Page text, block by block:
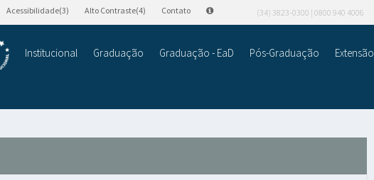
Acessibilidade(3) Alto Contraste(4) Contato (34) 3823-0300 | 0800 940 4006
Institucional Graduação Graduação - EaD Pós-Graduação Extensão